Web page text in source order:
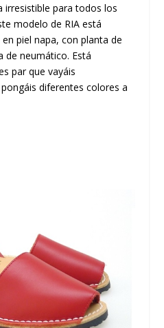
irresistible para todos los
modelo de RIA está
piel napa, con planta de
de neumático. Está
par que vayáis
diferentes colores a